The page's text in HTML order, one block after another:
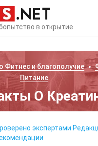
в открытие
Фитнес и благополучие
Питание
О
экспертами